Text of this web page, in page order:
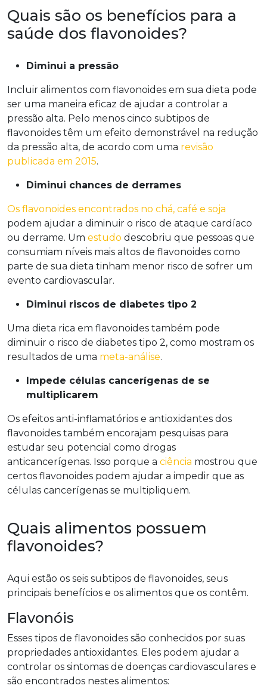
Quais são os benefícios para a
saúde dos flavonoides?
Diminui a pressão
Incluir alimentos com flavonoides em sua dieta pode
ser uma maneira eficaz de ajudar a controlar a
pressão alta. Pelo menos cinco subtipos de
flavonoides têm um efeito demonstrável na redução
da pressão alta, de acordo com uma revisão
publicada em 2015.
Diminui chances de derrames
Os flavonoides encontrados no chá, café e soja
podem ajudar a diminuir o risco de ataque cardíaco
ou derrame. Um estudo descobriu que pessoas que
consumiam níveis mais altos de flavonoides como
parte de sua dieta tinham menor risco de sofrer um
evento cardiovascular.
Diminui riscos de diabetes tipo 2
Uma dieta rica em flavonoides também pode
diminuir o risco de diabetes tipo 2, como mostram os
resultados de uma meta-análise.
Impede células cancerígenas de se
multiplicarem
Os efeitos anti-inflamatórios e antioxidantes dos
flavonoides também encorajam pesquisas para
estudar seu potencial como drogas
anticancerígenas. Isso porque a ciência mostrou que
certos flavonoides podem ajudar a impedir que as
células cancerígenas se multipliquem.
Quais alimentos possuem
flavonoides?
Aqui estão os seis subtipos de flavonoides, seus
principais benefícios e os alimentos que os contêm.
Flavonóis
Esses tipos de flavonoides são conhecidos por suas
propriedades antioxidantes. Eles podem ajudar a
controlar os sintomas de doenças cardiovasculares e
são encontrados nestes alimentos: